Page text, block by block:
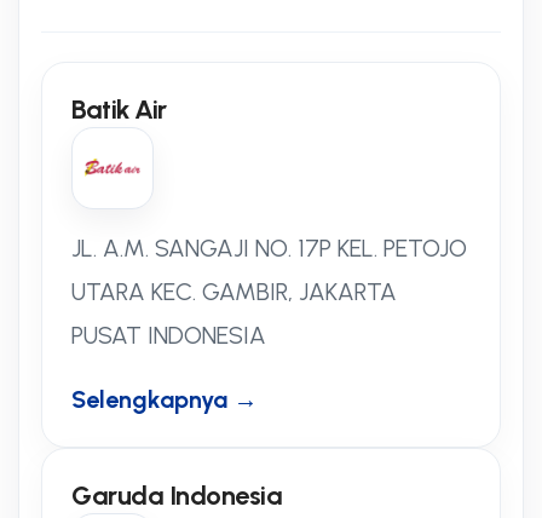
Batik Air
JL. A.M. SANGAJI NO. 17P KEL. PETOJO
UTARA KEC. GAMBIR, JAKARTA
PUSAT INDONESIA
Selengkapnya →
Garuda Indonesia